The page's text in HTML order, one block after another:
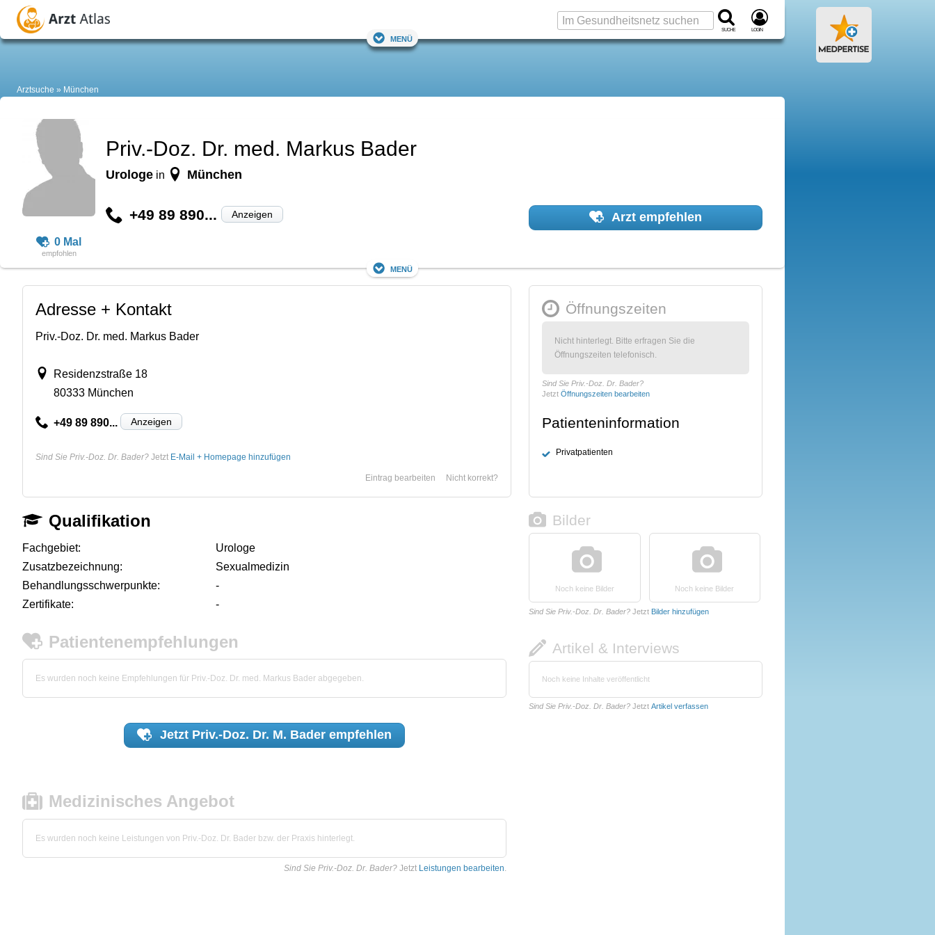
Suche Login
Menü
Arztsuche München
0 Mal
Priv.-Doz. Dr. med. Markus Bader
Urologe in München
+49 89 890... Anzeigen Arzt empfehlen
Menü
Adresse + Kontakt
Priv.-Doz. Dr. med. Markus Bader
Residenzstraße 18
80333 München
+49 89 890... Anzeigen
Sind Sie Priv.-Doz. Dr. Bader? Jetzt E-Mail + Homepage hinzufügen
Nicht korrekt?
Eintrag bearbeiten
Öffnungszeiten
Nicht hinterlegt. Bitte erfragen Sie die
Öffnungszeiten telefonisch.
Sind Sie Priv.-Doz. Dr. Bader?
Jetzt Öffnungszeiten bearbeiten
Patienteninformation
Privatpatienten
Qualifikation
Fachgebiet:
Urologe
Zusatzbezeichnung:
Sexualmedizin
Behandlungsschwerpunkte:
-
Zertifikate:
-
Patientenempfehlungen
Es wurden noch keine Empfehlungen für Priv.-Doz. Dr. med. Markus Bader abgegeben.
Jetzt Priv.-Doz. Dr. M. Bader empfehlen
Medizinisches Angebot
Es wurden noch keine Leistungen von Priv.-Doz. Dr. Bader bzw. der Praxis hinterlegt.
Sind Sie Priv.-Doz. Dr. Bader? Jetzt Leistungen bearbeiten.
Bilder
Noch keine Bilder Noch keine Bilder
Sind Sie Priv.-Doz. Dr. Bader? Jetzt Bilder hinzufügen
Artikel & Interviews
Noch keine Inhalte veröffentlicht
Sind Sie Priv.-Doz. Dr. Bader? Jetzt Artikel verfassen